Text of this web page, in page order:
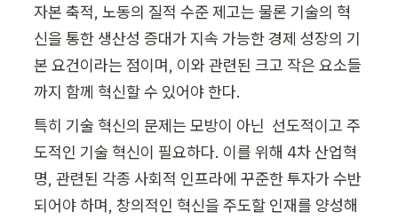
자본 축적, 노동의 질적 수준 제고는 물론 기술의 혁
신을 통한 생산성 증대가 지속 가능한 경제 성장의 기
본 요건이라는 점이며, 이와 관련된 크고 작은 요소들
까지 함께 혁신할 수 있어야 한다.
특히 기술 혁신의 문제는 모방이 아닌  선도적이고 주
도적인 기술 혁신이 필요하다. 이를 위해 4차 산업혁
명, 관련된 각종 사회적 인프라에 꾸준한 투자가 수반
되어야 하며, 창의적인 혁신을 주도할 인재를 양성해